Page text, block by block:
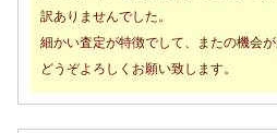
訳ありませんでした。
細かい査定が特徴でして、またの機会
どうぞよろしくお願い致します。